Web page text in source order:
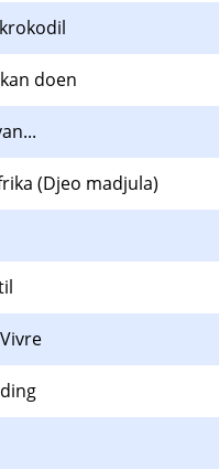
doen
(Djeo madjula)